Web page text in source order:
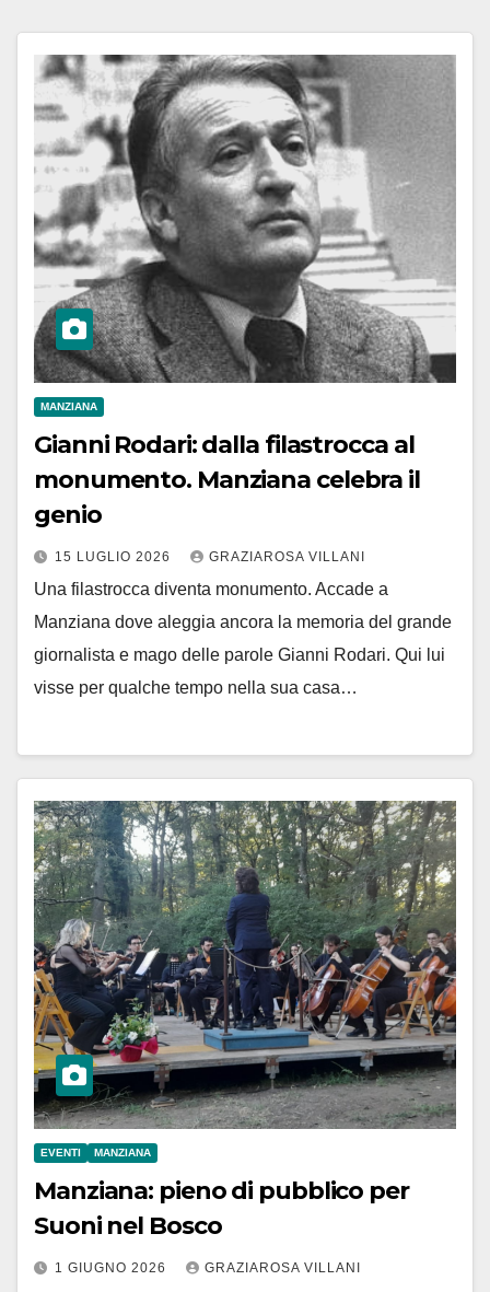
MANZIANA
Gianni Rodari: dalla filastrocca al
monumento. Manziana celebra il
genio
15 LUGLIO 2026 GRAZIAROSA VILLANI
Una filastrocca diventa monumento. Accade a
Manziana dove aleggia ancora la memoria del grande
giornalista e mago delle parole Gianni Rodari. Qui lui
visse per qualche tempo nella sua casa…
EVENTI MANZIANA
Manziana: pieno di pubblico per
Suoni nel Bosco
1 GIUGNO 2026 GRAZIAROSA VILLANI